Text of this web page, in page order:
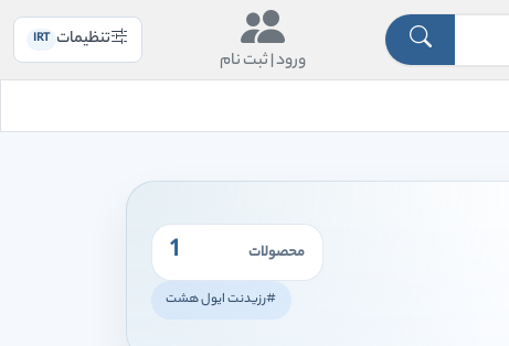
ورود |ثبت نام
تنظیمات IRT
محصولات 1
#رزیدنت ایول هشت